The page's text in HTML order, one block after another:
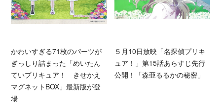
かわいすぎる71枚のパーツが
ぎっしり詰まった「めいたん
ていプリキュア！ きせかえ
マグネットBOX」最新版が登
場
５月10日放映「名探偵プリキ
ュア！」第15話あらすじ先行
公開！「森亜るるかの秘密」